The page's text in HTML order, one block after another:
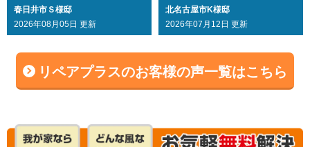
春日井市Ｓ様邸
2026年08月05日 更新
北名古屋市K様邸
2026年07月12日 更新
リペアプラスのお客様の声一覧はこちら